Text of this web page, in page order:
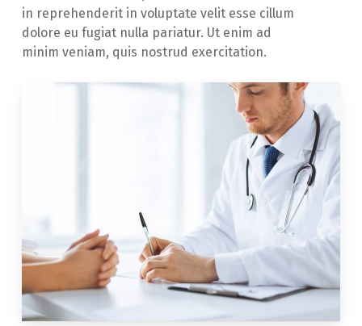
in reprehenderit in voluptate velit esse cillum
dolore eu fugiat nulla pariatur. Ut enim ad
minim veniam, quis nostrud exercitation.